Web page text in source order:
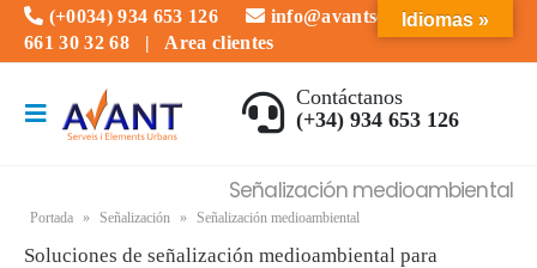
(+0034) 934 653 126
info@avantserveis.com
661 30 32 68 | Area clientes
Contáctanos
(+34) 934 653 126
Señalización medioambiental
Portada » Señalización » Señalización medioambiental
Soluciones de señalización medioambiental para
Idiomas »